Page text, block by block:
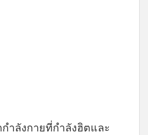
ำลังกายที่กำลังฮิตและ